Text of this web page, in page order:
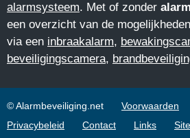
alarmsysteem. Met of zonder
een overzicht van de
via een inbraakalarm,
beveiligingscamera,
© Alarmbeveiliging.net Voorwaarden
Privacybeleid
Contact Links